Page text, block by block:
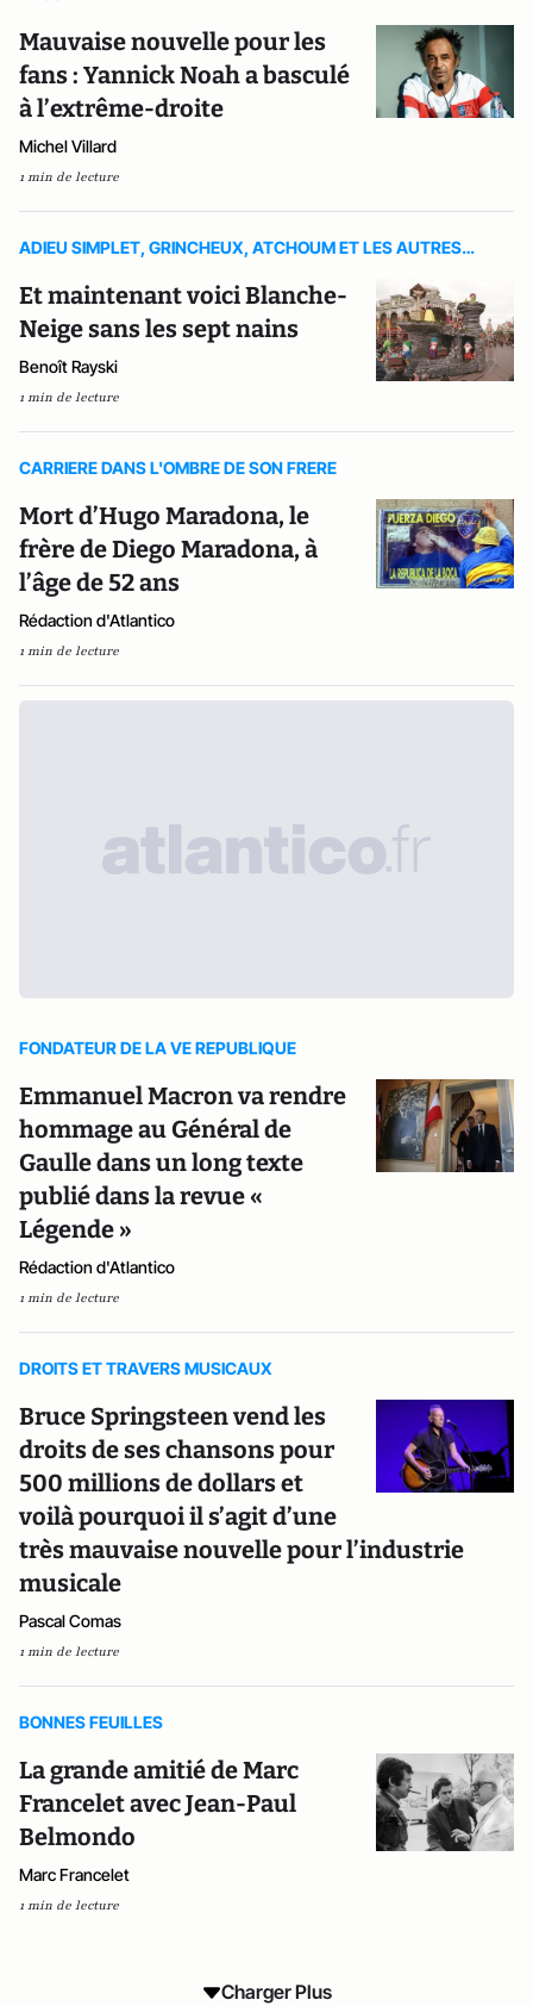
Mauvaise nouvelle pour les
fans : Yannick Noah a basculé
à l’extrême-droite
Michel Villard
1 min de lecture
ADIEU SIMPLET, GRINCHEUX, ATCHOUM ET LES AUTRES…
Et maintenant voici Blanche-
Neige sans les sept nains
Benoît Rayski
1 min de lecture
CARRIERE DANS L'OMBRE DE SON FRERE
Mort d’Hugo Maradona, le
frère de Diego Maradona, à
l’âge de 52 ans
Rédaction d'Atlantico
1 min de lecture
FONDATEUR DE LA VE REPUBLIQUE
Emmanuel Macron va rendre
hommage au Général de
Gaulle dans un long texte
publié dans la revue «
Légende »
Rédaction d'Atlantico
1 min de lecture
DROITS ET TRAVERS MUSICAUX
Bruce Springsteen vend les
droits de ses chansons pour
500 millions de dollars et
voilà pourquoi il s’agit d’une
très mauvaise nouvelle pour l’industrie
musicale
Pascal Comas
1 min de lecture
BONNES FEUILLES
La grande amitié de Marc
Francelet avec Jean-Paul
Belmondo
Marc Francelet
1 min de lecture
Charger Plus